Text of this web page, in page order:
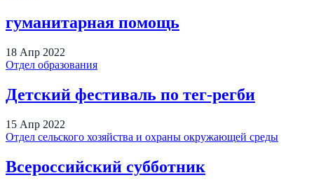
гуманитарная помощь
18 Апр 2022
Отдел образования
Детский фестиваль по тег-регби
15 Апр 2022
Отдел сельского хозяйства и охраны окружающей среды
Всероссийский субботник